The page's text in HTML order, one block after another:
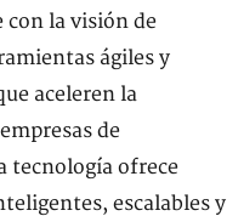
con la visión de
ágiles y
aceleren la
de
tecnología ofrece
escalables y